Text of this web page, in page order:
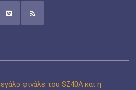
φινάλε του SZ40A και η